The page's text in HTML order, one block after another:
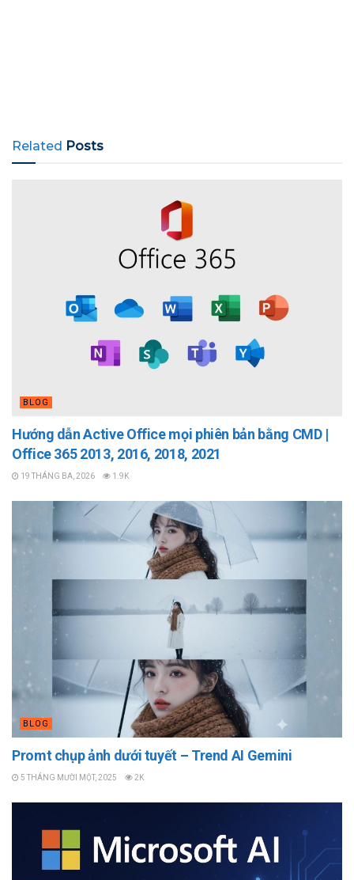
Related Posts
BLOG
Hướng dẫn Active Office mọi phiên bản bằng CMD |
Office 365 2013, 2016, 2018, 2021
19 THÁNG BA, 2026 1.9K
BLOG
Promt chụp ảnh dưới tuyết – Trend AI Gemini
5 THÁNG MƯỜI MỘT, 2025 2K